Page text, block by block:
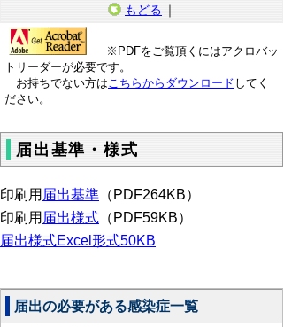
もどる ｜
※PDFをご覧頂くにはアクロバッ
トリーダーが必要です。
お持ちでない方は こちらからダウンロード してく
ださい。
届出基準・様式
印刷用 届出基準 （PDF264KB）
印刷用 届出様式 （PDF59KB）
届出様式Excel形式50KB
届出の必要がある感染症一覧